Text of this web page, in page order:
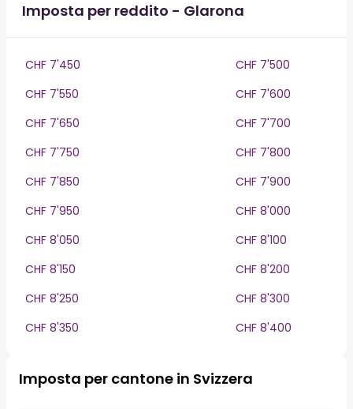
Imposta per reddito - Glarona
CHF 7'450
CHF 7'500
CHF 7'550
CHF 7'600
CHF 7'650
CHF 7'700
CHF 7'750
CHF 7'800
CHF 7'850
CHF 7'900
CHF 7'950
CHF 8'000
CHF 8'050
CHF 8'100
CHF 8'150
CHF 8'200
CHF 8'250
CHF 8'300
CHF 8'350
CHF 8'400
Imposta per cantone in Svizzera